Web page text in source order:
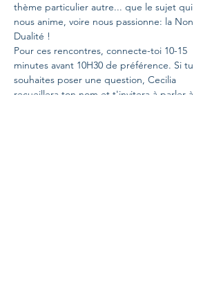
thème particulier autre... que le sujet qui
nous anime, voire nous passionne: la Non
Dualité !
Pour ces rencontres, connecte-toi 10-15
minutes avant 10H30 de préférence. Si tu
souhaites poser une question, Cecilia
recueillera ton nom et t'invitera à parler à